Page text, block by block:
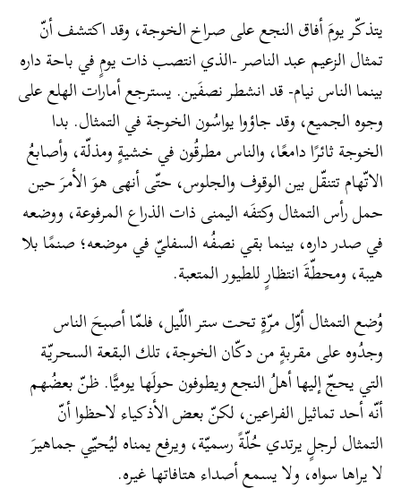
يتذكّر يومَ أفاق النجع على صراخ الخوجة، وقد اكتشف أنّ
تمثال الزعيم عبد الناصر -الذي انتصب ذات يومٍ في باحة داره
بينما الناس نيام- قد انشطر نصفَين. يسترجع أمارات الهلع على
وجوه الجميع، وقد جاؤوا يواسُون الخوجة في التمثال. بدا
الخوجة ثائرًا دامعًا، والناس مطرقُون في خشيةٍ ومذلّة، وأصابعُ
الاتّهام تتنقّل بين الوقوف والجلوس، حتّى أنهى هوَ الأمرَ حين
حمل رأس التمثال وكتفَه اليمنى ذات الذراع المرفوعة، ووضعه
في صدر داره، بينما بقي نصفُه السفليّ في موضعه؛ صنمًا بلا
هيبة، ومحطّةَ انتظارٍ للطيور المتعبة.
وُضع التمثال أوّل مرّةٍ تحت ستر اللّيل، فلمّا أصبحَ الناس
وجدُوه على مقربةٍ من دكّان الخوجة، تلك البقعة السحريّة
التي يحجّ إليها أهلُ النجع ويطوفون حولَها يوميًّا. ظنّ بعضُهم
أنّه أحد تماثيل الفراعين، لكنّ بعض الأذكياء لاحظوا أنّ
التمثال لرجلٍ يرتدي حُلّةً رسميّة، ويرفع يمناه ليُحيّي جماهيرَ
لا يراها سواه، ولا يسمع أصداء هتافاتها غيره.